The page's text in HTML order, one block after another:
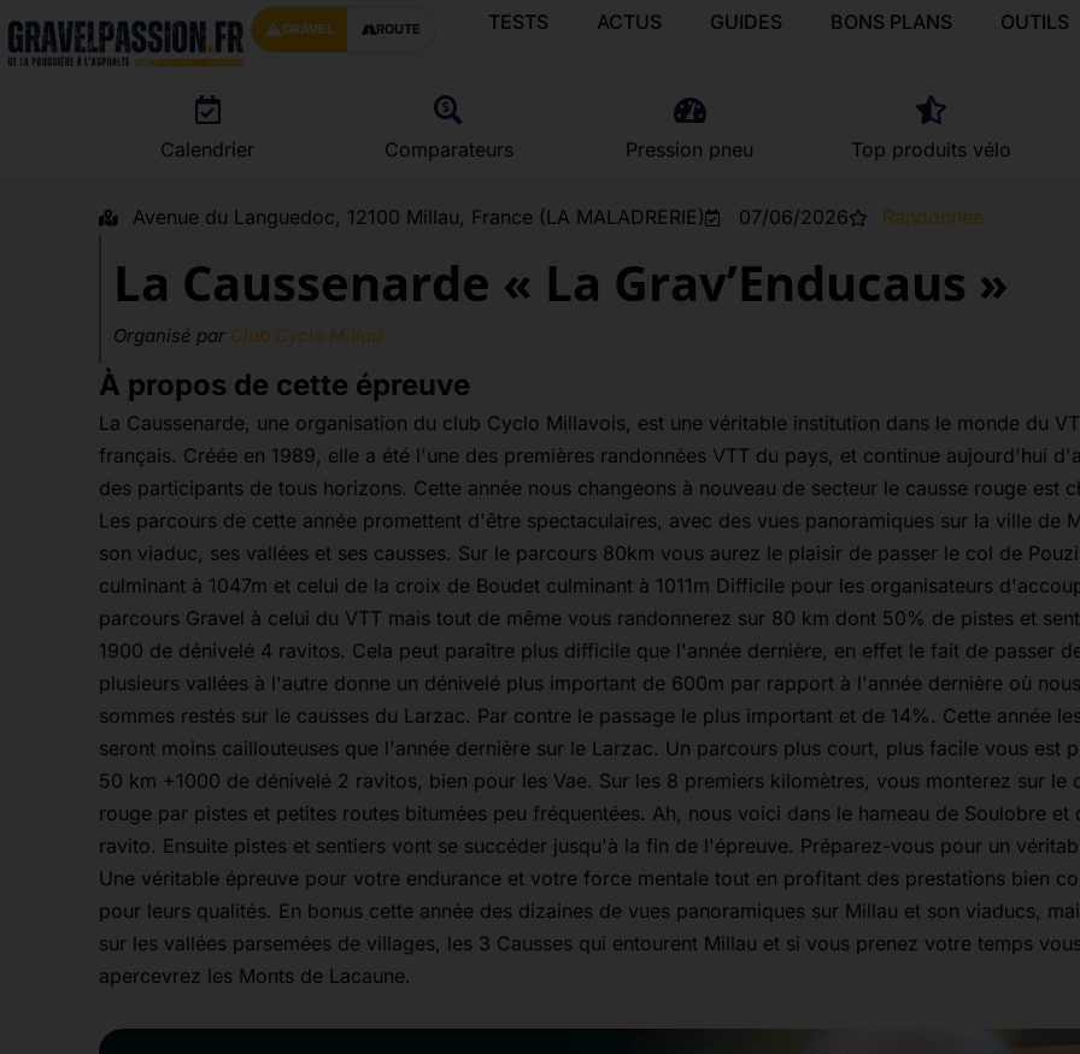
GRAVEL ROUTE TESTS ACTUS GUIDES BONS PLANS OUTILS
Calendrier Comparateurs Pression pneu Top produits vélo
Avenue du Languedoc, 12100 Millau, France (LA MALADRERIE) 07/06/2026 Randonnée
La Caussenarde « La Grav’Enducaus »
Organisé par Club Cyclo Millau
À propos de cette épreuve
La Caussenarde, une organisation du club Cyclo Millavois, est une véritable institution dans le monde du
français. Créée en 1989, elle a été l'une des premières randonnées VTT du pays, et continue aujourd'hui
des participants de tous horizons. Cette année nous changeons à nouveau de secteur le causse rouge est
Les parcours de cette année promettent d'être spectaculaires, avec des vues panoramiques sur la ville de
son viaduc, ses vallées et ses causses. Sur le parcours 80km vous aurez le plaisir de passer le col de
culminant à 1047m et celui de la croix de Boudet culminant à 1011m Difficile pour les organisateurs
parcours Gravel à celui du VTT mais tout de même vous randonnerez sur 80 km dont 50% de pistes et
1900 de dénivelé 4 ravitos. Cela peut paraître plus difficile que l'année dernière, en effet le fait de passer
plusieurs vallées à l'autre donne un dénivelé plus important de 600m par rapport à l'année dernière où nous
sommes restés sur le causses du Larzac. Par contre le passage le plus important et de 14%. Cette année
seront moins caillouteuses que l'année dernière sur le Larzac. Un parcours plus court, plus facile vous est
50 km +1000 de dénivelé 2 ravitos, bien pour les Vae. Sur les 8 premiers kilomètres, vous monterez sur le
rouge par pistes et petites routes bitumées peu fréquentées. Ah, nous voici dans le hameau de Soulobre et
ravito. Ensuite pistes et sentiers vont se succéder jusqu'à la fin de l'épreuve. Préparez-vous pour un
Une véritable épreuve pour votre endurance et votre force mentale tout en profitant des prestations bien
pour leurs qualités. En bonus cette année des dizaines de vues panoramiques sur Millau et son viaducs,
sur les vallées parsemées de villages, les 3 Causses qui entourent Millau et si vous prenez votre temps
apercevrez les Monts de Lacaune.